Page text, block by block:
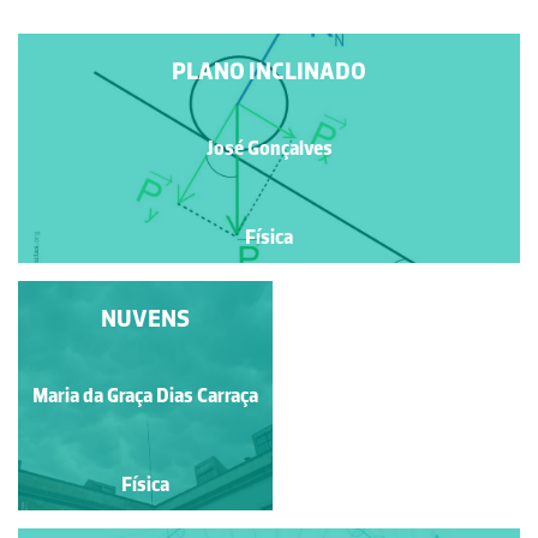
PLANO INCLINADO
José Gonçalves
Física
PÊNDULO SIMPLES
José Gonçalves
Física
NUVENS
Maria da Graça Dias Carraça
Física